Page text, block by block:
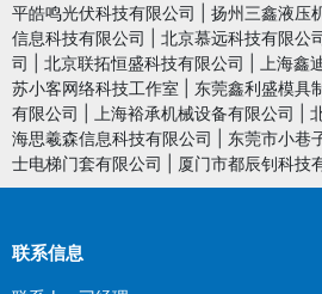
平皓鸣光伏科技有限公司
扬州三鑫液压
信息科技有限公司
北京慕远科技有限公
司
北京联拓恒盛科技有限公司 上海鑫
苏小客网络科技工作室
东莞鑫利盛模具
有限公司
上海裕承机械设备有限公司
海思羲森信息科技有限公司
东莞市小巷
士电梯门套有限公司
厦门市都辰钊科技
联系信息